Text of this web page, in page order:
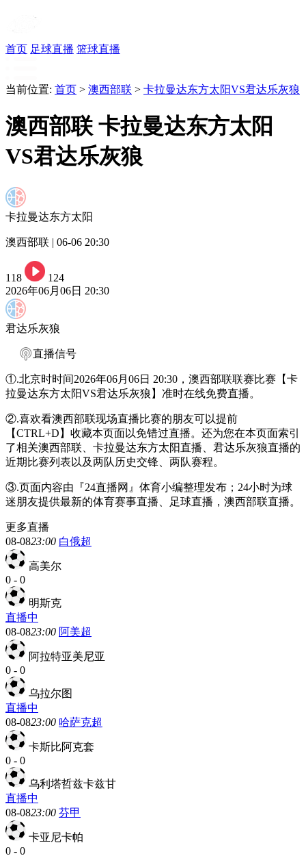
首页 足球直播 篮球直播
当前位置: 首页 > 澳西部联 > 卡拉曼达东方太阳VS君达乐灰狼
澳西部联 卡拉曼达东方太阳
VS君达乐灰狼
卡拉曼达东方太阳
澳西部联 | 06-06 20:30
118
124
2026年06月06日 20:30
君达乐灰狼
直播信号
①.北京时时间2026年06月06日 20:30，澳西部联联赛比赛【卡
拉曼达东方太阳VS君达乐灰狼】准时在线免费直播。
②.喜欢看澳西部联现场直播比赛的朋友可以提前
【CTRL+D】收藏本页面以免错过直播。还为您在本页面索引
了相关澳西部联、卡拉曼达东方太阳直播、君达乐灰狼直播的
近期比赛列表以及两队历史交锋、两队赛程。
③.页面内容由『24直播网』体育小编整理发布；24小时为球
迷朋友提供最新的体育赛事直播、足球直播，澳西部联直播。
更多直播
08-0823:00 白俄超
高美尔
0 - 0
明斯克
直播中
08-0823:00 阿美超
阿拉特亚美尼亚
0 - 0
乌拉尔图
直播中
08-0823:00 哈萨克超
卡斯比阿克套
0 - 0
乌利塔哲兹卡兹甘
直播中
08-0823:00 芬甲
卡亚尼卡帕
0 - 0